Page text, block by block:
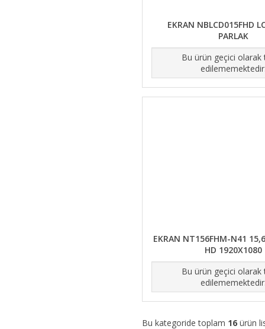
EKRAN NBLCD015FHD
PARLAK
Bu ürün geçici olarak
EKRAN NT156FHM-N41
HD 1920X1080
Bu ürün geçici olarak
Bu kategoride toplam 16 ürün